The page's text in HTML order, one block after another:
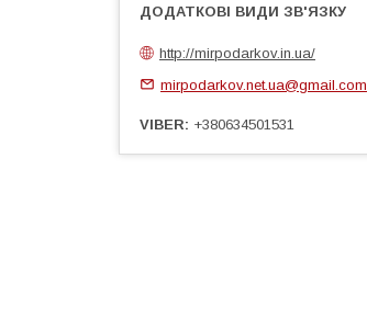
http://mirpodarkov.in.ua/
mirpodarkov.net.ua@gmail.com
VIBER +380634501531